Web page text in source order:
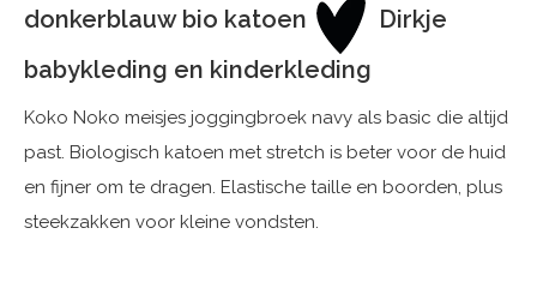
donkerblauw bio katoen
Dirkje
babykleding en kinderkleding
Koko Noko meisjes joggingbroek navy als basic die altijd
past. Biologisch katoen met stretch is beter voor de huid
en fijner om te dragen. Elastische taille en boorden, plus
steekzakken voor kleine vondsten.